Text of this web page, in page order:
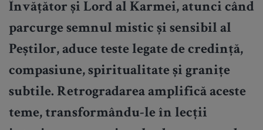
Învățător și Lord al Karmei, atunci când
parcurge semnul mistic și sensibil al
Peștilor, aduce teste legate de credință,
compasiune, spiritualitate și granițe
subtile. Retrogradarea amplifică aceste
teme, transformându-le în lecții